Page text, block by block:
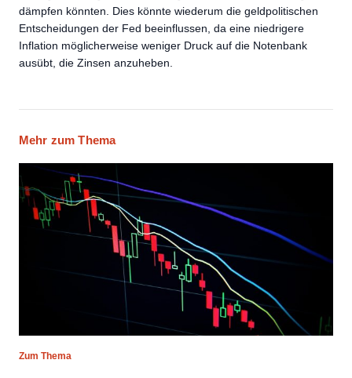
dämpfen könnten. Dies könnte wiederum die geldpolitischen
Entscheidungen der Fed beeinflussen, da eine niedrigere
Inflation möglicherweise weniger Druck auf die Notenbank
ausübt, die Zinsen anzuheben.
Mehr zum Thema
Zum Thema